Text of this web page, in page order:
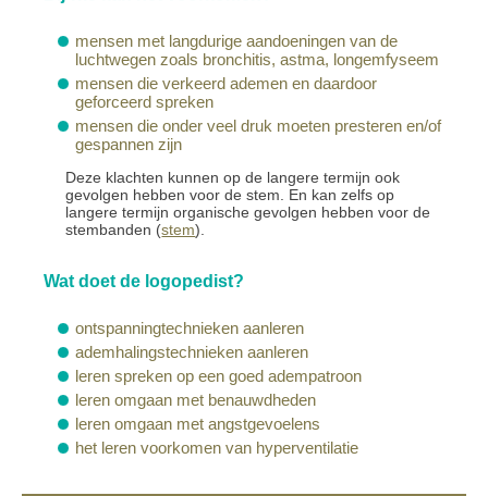
mensen met langdurige aandoeningen van de
luchtwegen zoals bronchitis, astma, longemfyseem
mensen die verkeerd ademen en daardoor
geforceerd spreken
mensen die onder veel druk moeten presteren en/of
gespannen zijn
Deze klachten kunnen op de langere termijn ook
gevolgen hebben voor de stem. En kan zelfs op
langere termijn organische gevolgen hebben voor de
stembanden (stem).
Wat doet de logopedist?
ontspanningtechnieken aanleren
ademhalingstechnieken aanleren
leren spreken op een goed adempatroon
leren omgaan met benauwdheden
leren omgaan met angstgevoelens
het leren voorkomen van hyperventilatie